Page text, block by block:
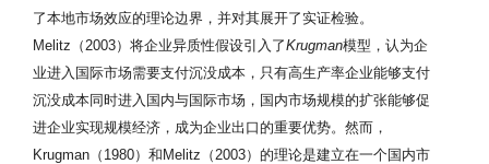
了本地市场效应的理论边界，并对其展开了实证检验。
Melitz（2003）将企业异质性假设引入了Krugman模型，认为企
业进入国际市场需要支付沉没成本，只有高生产率企业能够支付
沉没成本同时进入国内与国际市场，国内市场规模的扩张能够促
进企业实现规模经济，成为企业出口的重要优势。然而，
Krugman（1980）和Melitz（2003）的理论是建立在一个国内市